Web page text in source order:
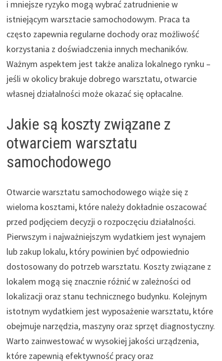
i mniejsze ryzyko mogą wybrać zatrudnienie w
istniejącym warsztacie samochodowym. Praca ta
często zapewnia regularne dochody oraz możliwość
korzystania z doświadczenia innych mechaników.
Ważnym aspektem jest także analiza lokalnego rynku –
jeśli w okolicy brakuje dobrego warsztatu, otwarcie
własnej działalności może okazać się opłacalne.
Jakie są koszty związane z
otwarciem warsztatu
samochodowego
Otwarcie warsztatu samochodowego wiąże się z
wieloma kosztami, które należy dokładnie oszacować
przed podjęciem decyzji o rozpoczęciu działalności.
Pierwszym i najważniejszym wydatkiem jest wynajem
lub zakup lokalu, który powinien być odpowiednio
dostosowany do potrzeb warsztatu. Koszty związane z
lokalem mogą się znacznie różnić w zależności od
lokalizacji oraz stanu technicznego budynku. Kolejnym
istotnym wydatkiem jest wyposażenie warsztatu, które
obejmuje narzędzia, maszyny oraz sprzęt diagnostyczny.
Warto zainwestować w wysokiej jakości urządzenia,
które zapewnią efektywność pracy oraz